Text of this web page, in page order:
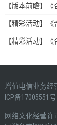
【版本前瞻】
【精彩活动】
【精彩活动】
增值电信业务经
ICP备17005551号
网络文化经营许